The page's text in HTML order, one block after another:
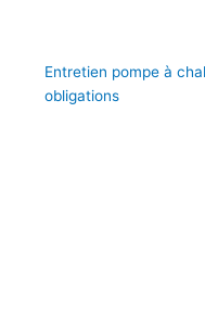
Entretien pompe à
obligations